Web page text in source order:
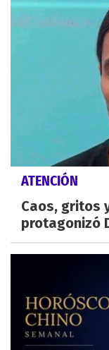
ATENCIÓN
Caos, gritos
protagonizó